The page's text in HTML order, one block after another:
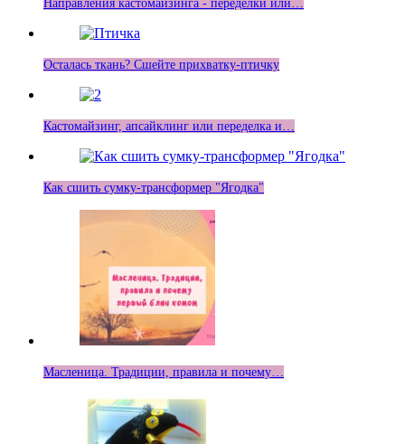
Направления кастомайзинга - переделки или…
Осталась ткань? Сшейте прихватку-птичку
Кастомайзинг, апсайклинг или переделка и…
Как сшить сумку-трансформер "Ягодка"
Масленица. Традиции, правила и почему…